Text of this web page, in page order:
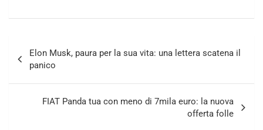
articoli
Elon Musk, paura per la sua vita: una lettera scatena il
panico
FIAT Panda tua con meno di 7mila euro: la nuova
offerta folle